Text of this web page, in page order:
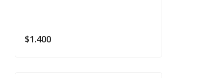
$1.400